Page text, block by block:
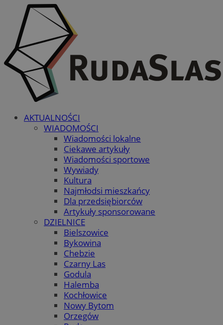
AKTUALNOŚCI
WIADOMOŚCI
Wiadomości lokalne
Ciekawe artykuły
Wiadomości sportowe
Wywiady
Kultura
Najmłodsi mieszkańcy
Dla przedsiębiorców
Artykuły sponsorowane
DZIELNICE
Bielszowice
Bykowina
Chebzie
Czarny Las
Godula
Halemba
Kochłowice
Nowy Bytom
Orzegów